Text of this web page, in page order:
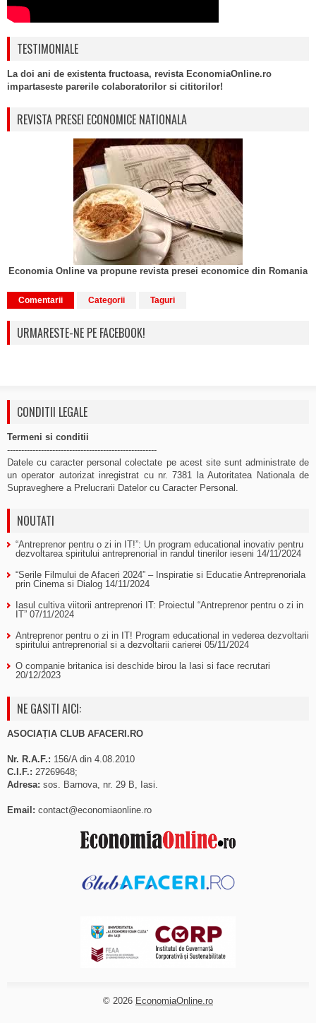
TESTIMONIALE
La doi ani de existenta fructoasa, revista EconomiaOnline.ro
impartaseste parerile colaboratorilor si cititorilor!
REVISTA PRESEI ECONOMICE NATIONALA
Economia Online va propune revista presei economice din Romania
Comentarii Categorii Taguri
URMARESTE-NE PE FACEBOOK!
CONDITII LEGALE
Termeni si conditii
-----------------------------------------------------
Datele cu caracter personal colectate pe acest site sunt administrate de
un operator autorizat inregistrat cu nr. 7381 la Autoritatea Nationala de
Supraveghere a Prelucrarii Datelor cu Caracter Personal.
NOUTATI
“Antreprenor pentru o zi in IT!”: Un program educational inovativ pentru
dezvoltarea spiritului antreprenorial in randul tinerilor ieseni 14/11/2024
“Serile Filmului de Afaceri 2024” – Inspiratie si Educatie Antreprenoriala
prin Cinema si Dialog 14/11/2024
Iasul cultiva viitorii antreprenori IT: Proiectul “Antreprenor pentru o zi in
IT” 07/11/2024
Antreprenor pentru o zi in IT! Program educational in vederea dezvoltarii
spiritului antreprenorial si a dezvoltarii carierei 05/11/2024
O companie britanica isi deschide birou la Iasi si face recrutari
20/12/2023
NE GASITI AICI:
ASOCIAȚIA CLUB AFACERI.RO
Nr. R.A.F.: 156/A din 4.08.2010
C.I.F.: 27269648;
Adresa: sos. Barnova, nr. 29 B, Iasi.
Email: contact@economiaonline.ro
© 2026 EconomiaOnline.ro